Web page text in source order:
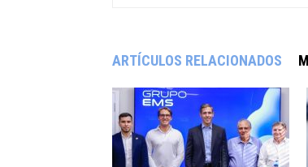
ARTÍCULOS RELACIONADOS